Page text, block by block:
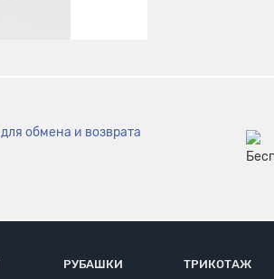
для обмена и возврата
РУБАШКИ ТРИКОТАЖ